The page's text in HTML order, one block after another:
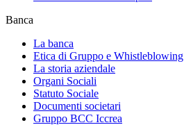
Banca
La banca
Etica di Gruppo e Whistleblowing
La storia aziendale
Organi Sociali
Statuto Sociale
Documenti societari
Gruppo BCC Iccrea